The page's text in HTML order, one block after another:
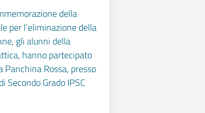
della
per l’eliminazione della
gli alunni della
hanno partecipato
Panchina Rossa, presso
Secondo Grado IPSC